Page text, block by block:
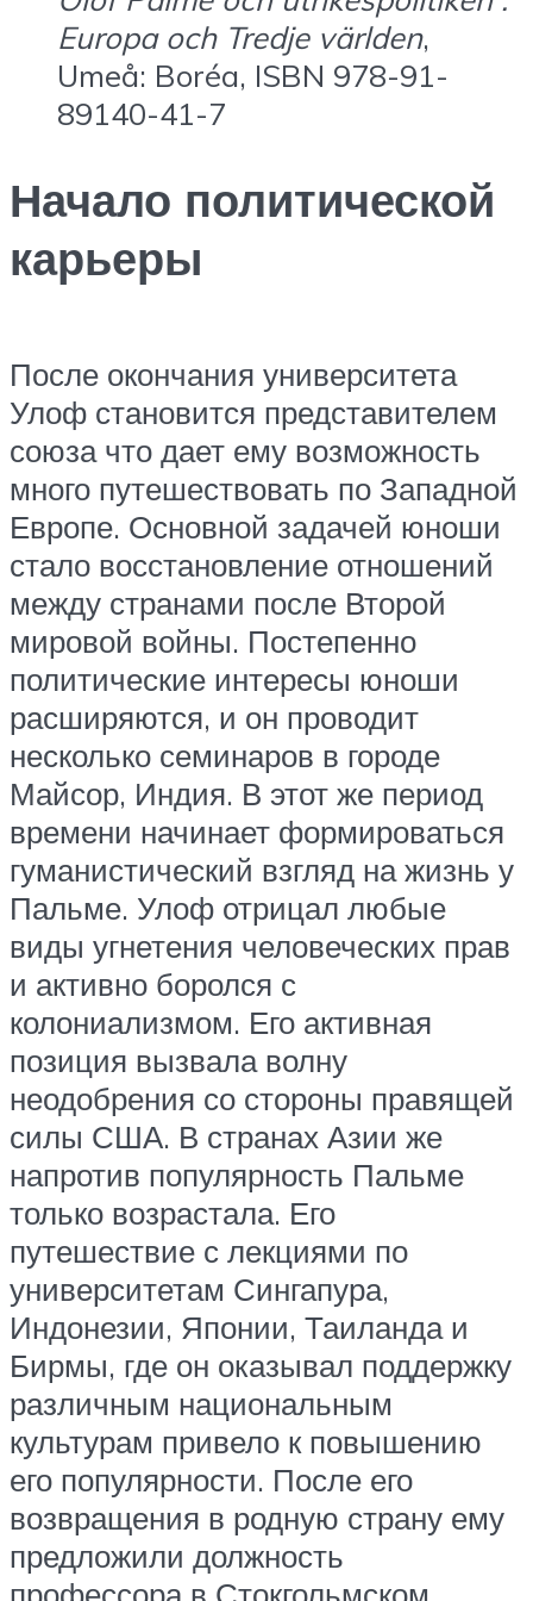
Europa och Tredje världen,
Umeå: Boréa, ISBN 978-91-
89140-41-7
Начало политической
карьеры
После окончания университета
Улоф становится представителем
союза что дает ему возможность
много путешествовать по Западной
Европе. Основной задачей юноши
стало восстановление отношений
между странами после Второй
мировой войны. Постепенно
политические интересы юноши
расширяются, и он проводит
несколько семинаров в городе
Майсор, Индия. В этот же период
времени начинает формироваться
гуманистический взгляд на жизнь у
Пальме. Улоф отрицал любые
виды угнетения человеческих прав
и активно боролся с
колониализмом. Его активная
позиция вызвала волну
неодобрения со стороны правящей
силы США. В странах Азии же
напротив популярность Пальме
только возрастала. Его
путешествие с лекциями по
университетам Сингапура,
Индонезии, Японии, Таиланда и
Бирмы, где он оказывал поддержку
различным национальным
культурам привело к повышению
его популярности. После его
возвращения в родную страну ему
предложили должность